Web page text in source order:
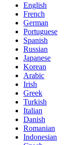
English
French
German
Portuguese
Spanish
Russian
Japanese
Korean
Arabic
Irish
Greek
Turkish
Italian
Danish
Romanian
Indonesian